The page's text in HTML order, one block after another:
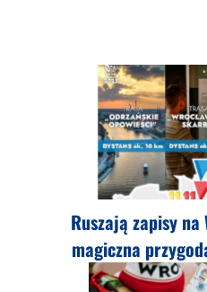
Ruszają zapisy
magiczna